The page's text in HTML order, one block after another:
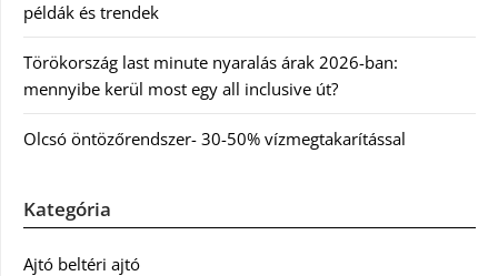
példák és trendek
Törökország last minute nyaralás árak 2026-ban:
mennyibe kerül most egy all inclusive út?
Olcsó öntözőrendszer- 30-50% vízmegtakarítással
Kategória
Ajtó beltéri ajtó